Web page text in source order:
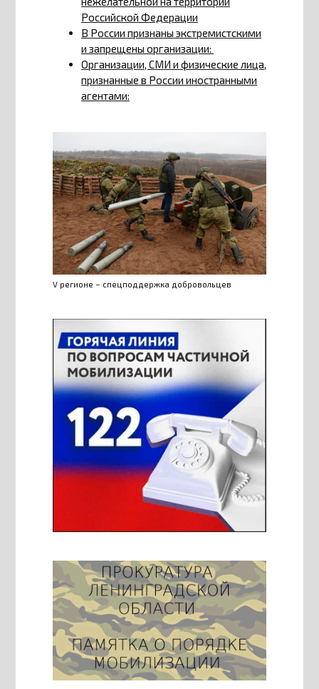
Российской Федерации
В России признаны экстремистскими
и запрещены организации:
Организации, СМИ и физические лица,
признанные в России иностранными
агентами:
V регионе – спецподдержка добровольцев